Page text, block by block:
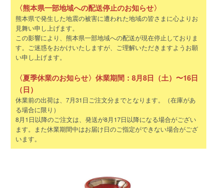
〈熊本県一部地域への配送停止のお知らせ〉
熊本県で発生した地震の被害に遭われた地域の皆さまに心よりお
見舞い申し上げます。
この影響により、熊本県一部地域への配送が現在停止しておりま
す。ご迷惑をおかけいたしますが、ご理解いただきますようお願
い申し上げます。
〈夏季休業のお知らせ〉休業期間：8月8日（土）〜16日
（日）
休業前の出荷は、7月31日ご注文分までとなります。（在庫があ
る場合に限り）
8月1日以降のご注文は、発送が8月17日以降になる場合がござい
ます。また休業期間中はお届け日のご指定ができない場合がござ
います。